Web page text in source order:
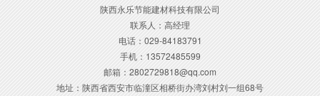
陕西永乐节能建材科技有限公司
联系人：高经理
电话：029-84183791
手机：13572485599
邮箱：2802729818@qq.com
地址：陕西省西安市临潼区相桥街办湾刘村刘一组68号